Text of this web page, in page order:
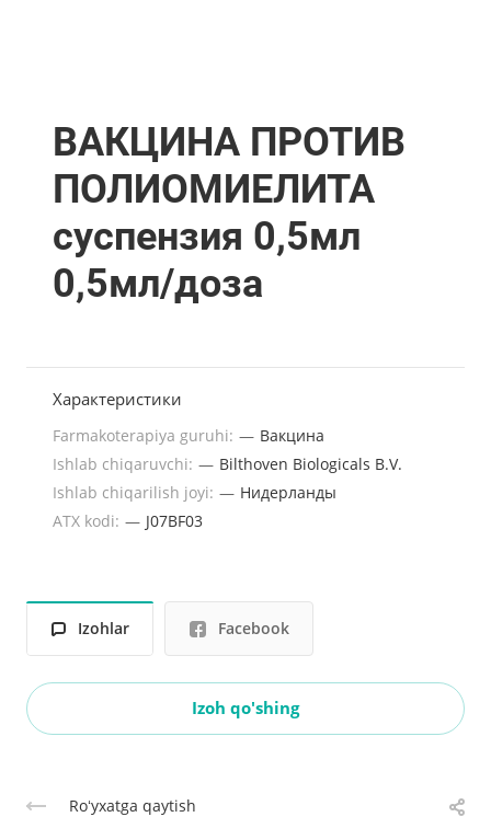
ВАКЦИНА ПРОТИВ
ПОЛИОМИЕЛИТА
суспензия 0,5мл
0,5мл/доза
Характеристики
Farmakoterapiya guruhi: — Вакцина
Ishlab chiqaruvchi: — Bilthoven Biologicals B.V.
Ishlab chiqarilish joyi: — Нидерланды
ATX kodi: — J07BF03
Izohlar Facebook
Izoh qo'shing
Roʻyxatga qaytish